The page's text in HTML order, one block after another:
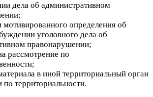
дела об административном
мотивированного определения об
уголовного дела об
правонарушении;
рассмотрение по
в иной территориальный орган
территориальности.